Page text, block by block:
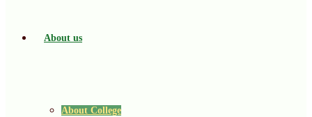
About us
About College